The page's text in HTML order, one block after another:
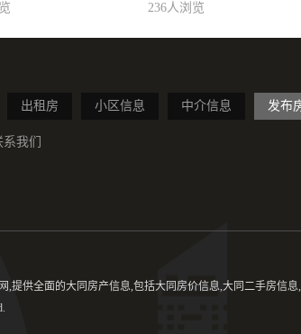
236人浏览
出租房 小区信息 中介信息 发布
系我们
提供全面的大同房产信息,包括大同房价信息,大同二手房信息